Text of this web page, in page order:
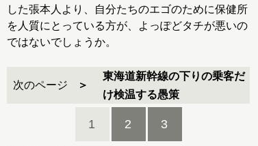
した張本人より、自分たちのエゴのために保健所
を人質にとっている方が、よっぽどタチが悪いの
ではないでしょうか。
次のページ
東海道新幹線の下りの乗客だ
け検温する愚策
1 2 3